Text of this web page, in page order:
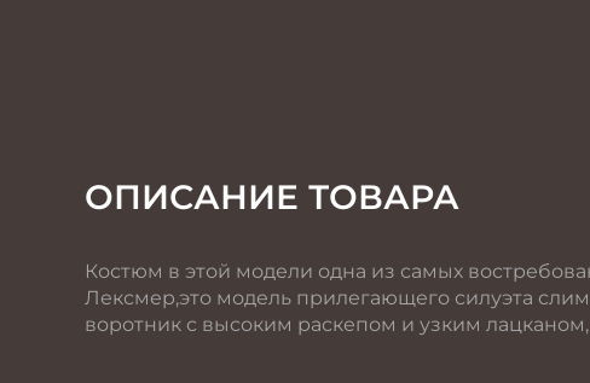
ОПИСАНИЕ ТОВАРА
Костюм в этой модели одна из самых
Лексмер,это модель прилегающего силуэта
воротник с высоким раскепом и узким